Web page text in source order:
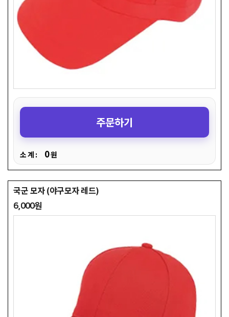
주문하기
소 계 : 0원
국군 모자 (야구모자 레드)
6,000원